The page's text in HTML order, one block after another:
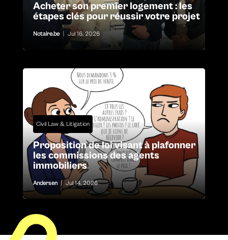
Acheter son premier logement : les
étapes clés pour réussir votre projet
Notaire.be Jul 16, 2026
Civil Law & Litigation
Proposition de loi visant à plafonner
les commissions des agents
immobiliers
Andersen | Jul 14, 2026